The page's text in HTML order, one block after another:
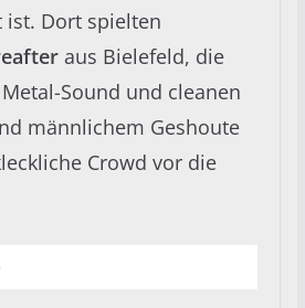
Dort spielten
aus Bielefeld, die
Sound und cleanen
männlichem Geshoute
Crowd vor die